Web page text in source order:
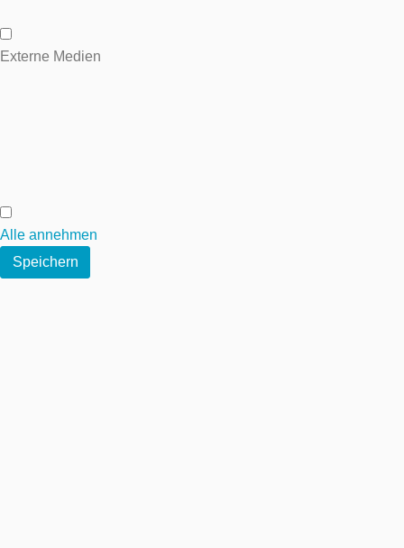
Analytische Cookies
Externe Medien
Externe Medien
Alle annehmen
Speichern